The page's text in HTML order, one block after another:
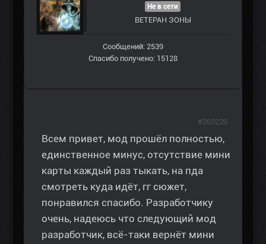
Не в сети
ВЕТЕРАН ЗOНЫ
Сообщений: 2539
Спасибо получено: 15128
Всем привет, мод прошёл полностью,
единственное минус, отсутствие мини
карты каждый раз тыкать, на пда
смотреть куда идёт, гг сюжет,
понравился спасибо. Разработчику
очень, надеюсь что следующий мод
разработчик, всё-таки вернёт мини
#269220